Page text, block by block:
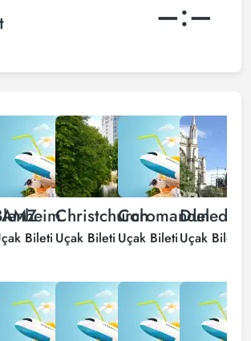
–:–
Bileti
Christchurch
Uçak Bileti
Coromandel
Uçak Bileti
Dunedin
Uçak Bileti